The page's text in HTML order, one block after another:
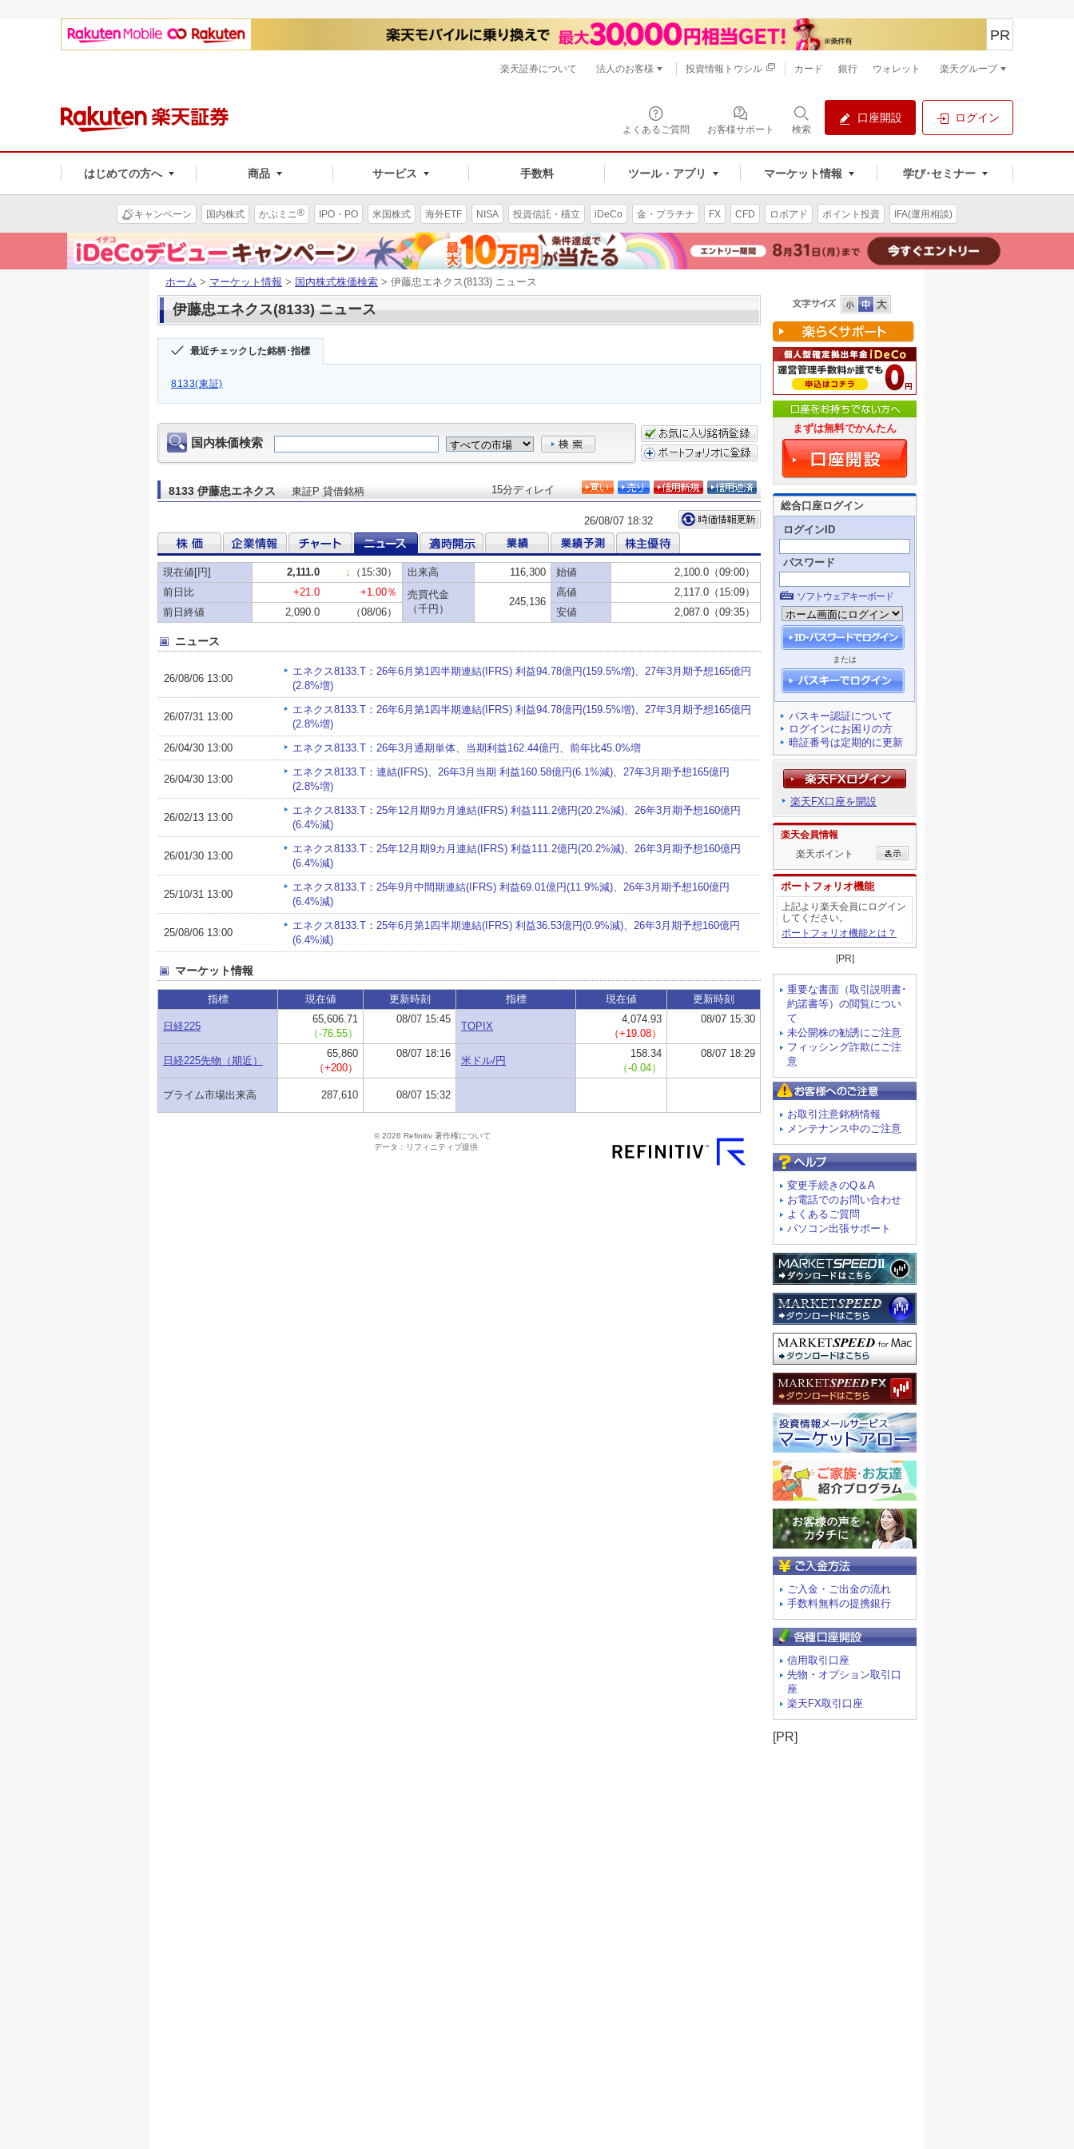
よくあるご質問 お客様サポート 検索
口座開設 ログイン
はじめての方へ 商品 サービス 手数料 ツール・アプリ マーケット情報 学び･セミナー
PR
楽天証券について 法人のお客様 投資情報トウシル カード 銀行 ウォレット 楽天グループ
キャンペーン 国内株式 かぶミニ® IPO・PO 米国株式 海外ETF NISA 投資信託・積立 iDeCo 金・プラチナ FX CFD ロボアド ポイント投資 IFA(運用相談)
ホーム > マーケット情報 > 国内株式株価検索 > 伊藤忠エネクス(8133) ニュース
伊藤忠エネクス(8133) ニュース
最近チェックした銘柄･指標
8133(東証)
まずは無料でかんたん
総合口座ログイン
ログインID
パスワード
ソフトウェアキーボード
または
パスキー認証について
ログインにお困りの方
暗証番号は定期的に更新
楽天FX口座を開設
楽天会員情報
楽天ポイント
ポートフォリオ機能
上記より楽天会員にログイン
してください。
ポートフォリオ機能とは？
[PR]
重要な書面（取引説明書･
約諾書等）の閲覧につい
て
未公開株の勧誘にご注意
フィッシング詐欺にご注
意
お取引注意銘柄情報
メンテナンス中のご注意
変更手続きのQ＆A
お電話でのお問い合わせ
よくあるご質問
パソコン出張サポート
ご入金・ご出金の流れ
手数料無料の提携銀行
信用取引口座
先物・オプション取引口
座
楽天FX取引口座
[PR]